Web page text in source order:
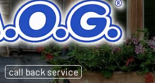
call back service